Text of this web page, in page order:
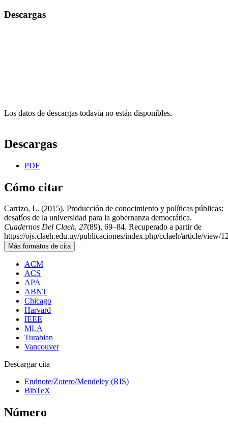
Descargas
Los datos de descargas todavía no están disponibles.
Descargas
PDF
Cómo citar
Carrizo, L. (2015). Producción de conocimiento y políticas públicas:
desafíos de la universidad para la gobernanza democrática.
Cuadernos Del Claeh, 27(89), 69–84. Recuperado a partir de
https://ojs.claeh.edu.uy/publicaciones/index.php/cclaeh/article/view/
Más formatos de cita
ACM
ACS
APA
ABNT
Chicago
Harvard
IEEE
MLA
Turabian
Vancouver
Descargar cita
Endnote/Zotero/Mendeley (RIS)
BibTeX
Número